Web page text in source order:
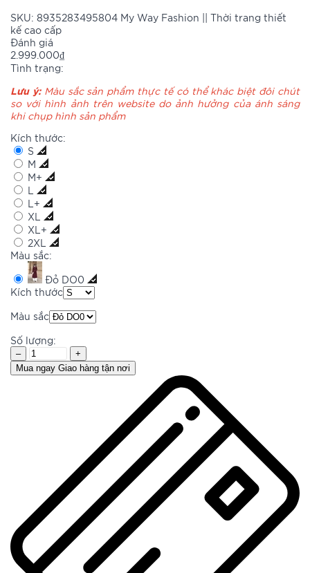
SKU: 8935283495804 My Way Fashion || Thời trang thiết
kế cao cấp
Đánh giá
2.999.000₫
Tình trạng:
Lưu ý: Màu sắc sản phẩm thực tế có thể khác biệt đôi chút
so với hình ảnh trên website do ảnh hưởng của ánh sáng
khi chụp hình sản phẩm
Kích thước:
S
M
M+
L
L+
XL
XL+
2XL
Màu sắc:
Đỏ DO0
Kích thước
Màu sắc
Số lượng:
–
+
Mua ngay Giao hàng tận nơi